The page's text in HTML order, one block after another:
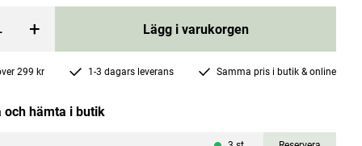
Premium B-komplex 90 kapslar
+ Lägg i varukorgen
299 kr 1-3 dagars leverans Samma pris i butik & online
och hämta i butik